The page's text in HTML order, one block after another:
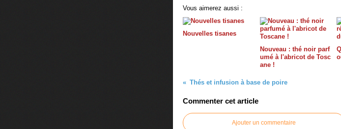
Vous aimerez aussi :
Nouvelles tisanes
Nouveau : thé noir parf
umé à l'abricot de Tosc
ane !
Thés et infusion à base de poire
Commenter cet article
Ajouter un commentaire